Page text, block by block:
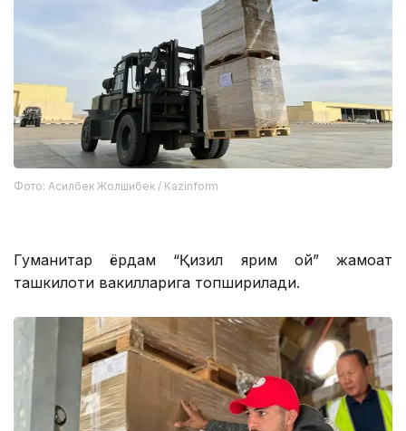
Фото: Асилбек Жолшибек / Kazinform
Гуманитар ёрдам “Қизил ярим ой” жамоат
ташкилоти вакилларига топширилади.